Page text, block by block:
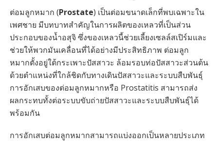
ต่อมลูกหมาก (Prostate) เป็นต่อมขนาดเล็กที่พบเฉพาะใน
เพศชาย มีบทบาทสำคัญในการผลิตของเหลวที่เป็นส่วน
ประกอบของน้ำอสุจิ ซึ่งของเหลวนี้ช่วยเลี้ยงเซลล์สเปิร์มและ
ช่วยให้พวกมันเคลื่อนที่ได้อย่างมีประสิทธิภาพ ต่อมลูก
หมากตั้งอยู่ใต้กระเพาะปัสสาวะ ล้อมรอบท่อปัสสาวะส่วนต้น
ด้วยตำแหน่งที่ใกล้ชิดกับทางเดินปัสสาวะและระบบสืบพันธุ์
การอักเสบของต่อมลูกหมากหรือ Prostatitis สามารถส่ง
ผลกระทบทั้งต่อระบบขับถ่ายปัสสาวะและระบบสืบพันธุ์ได้
พร้อมกัน
การอักเสบต่อมลูกหมากสามารถแบ่งออกเป็นหลายประเภท